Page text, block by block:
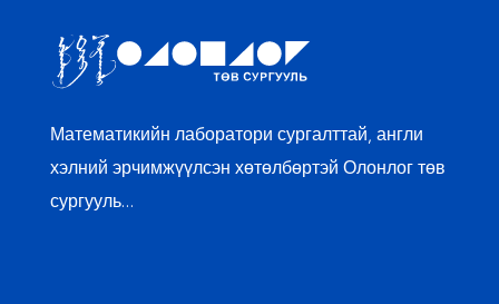
Математикийн лаборатори сургалттай, англи
хэлний эрчимжүүлсэн хөтөлбөртэй Олонлог төв
сургууль…